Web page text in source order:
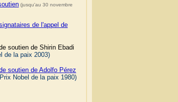
(jusqu'au 30 novembre
de l'appel de
soutien de Shirin Ebadi
de la paix 2003)
soutien de Adolfo Pérez
Nobel de la paix 1980)